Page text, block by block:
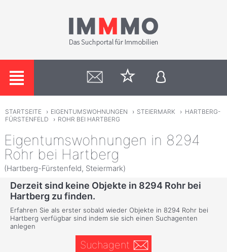
STARTSEITE › EIGENTUMSWOHNUNGEN › STEIERMARK › HARTBERG-
FÜRSTENFELD
› ROHR BEI HARTBERG
Eigentumswohnungen in 8294
Rohr bei Hartberg
(Hartberg-Fürstenfeld, Steiermark)
Derzeit sind keine Objekte in 8294 Rohr bei
Hartberg zu finden.
Erfahren Sie als erster sobald wieder Objekte in 8294 Rohr bei
Hartberg verfügbar sind indem sie sich einen Suchagenten
anlegen
Suchagent